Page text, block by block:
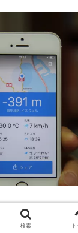
のは私だけ。
検索